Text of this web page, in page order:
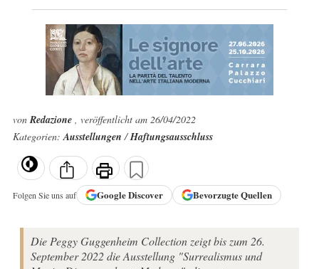
vonRedazione , veröffentlicht am 26/04/2022
Kategorien:Ausstellungen/Haftungsausschluss
Folgen Sie uns auf GoogleDiscover Bevorzugte Quellen
Die Peggy Guggenheim Collection zeigt bis zum 26.
September 2022 die Ausstellung "Surrealismus und